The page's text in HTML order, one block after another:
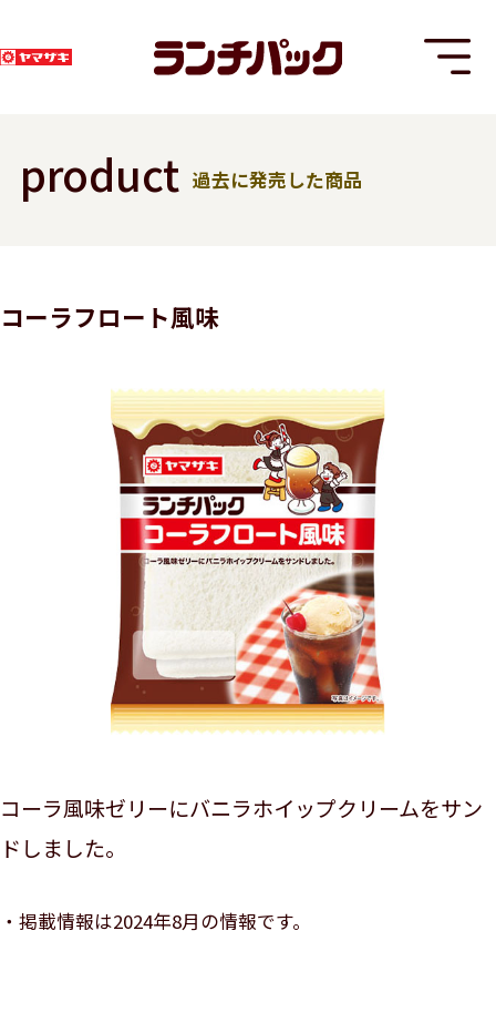
product 過去に発売した商品
コーラフロート風味
コーラ風味ゼリーにバニラホイップクリームをサン
ドしました。
掲載情報は2024年8月の情報です。